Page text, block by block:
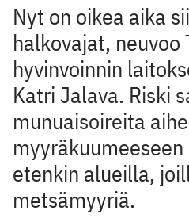
Nyt on oikea aika
halkovajat, neuvoo
hyvinvoinnin
Katri Jalava. Riski
munuaisoireita
etenkin alueilla,
metsämyyriä.